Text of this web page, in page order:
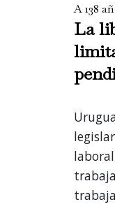
A 138
La